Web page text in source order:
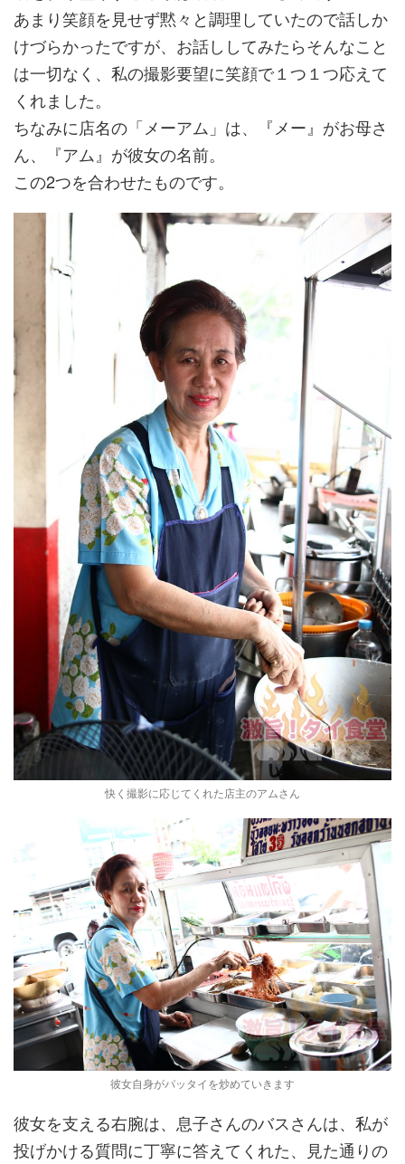
あまり笑顔を見せず黙々と調理していたので話しか
けづらかったですが、お話ししてみたらそんなこと
は一切なく、私の撮影要望に笑顔で１つ１つ応えて
くれました。
ちなみに店名の「メーアム」は、『メー』がお母さ
ん、『アム』が彼女の名前。
この2つを合わせたものです。
快く撮影に応じてくれた店主のアムさん
彼女自身がパッタイを炒めていきます
彼女を支える右腕は、息子さんのバスさんは、私が
投げかける質問に丁寧に答えてくれた、見た通りの